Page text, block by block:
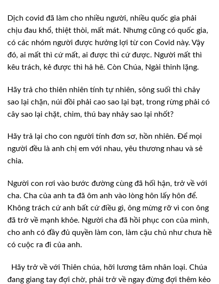
Dịch covid đã làm cho nhiều người, nhiều quốc gia phải
chịu đau khổ, thiệt thòi, mất mát. Nhưng cũng có quốc gia,
có các nhóm người được hưởng lợi từ con Covid này. Vậy
đó, ai mất thì cứ mất, ai được thì cứ được. Người mất thì
kêu trách, kẻ được thì hả hê. Còn Chúa, Ngài thinh lặng.
Hãy trả cho thiên nhiên tính tự nhiên, sông suối thì chảy
sao lại chặn, núi đồi phải cao sao lại bạt, trong rừng phải có
cây sao lại chặt, chim, thú bay nhảy sao lại nhốt?
Hãy trả lại cho con người tính đơn sơ, hồn nhiên. Để mọi
người đều là anh chị em với nhau, yêu thương nhau và sẻ
chia.
Người con rơi vào bước đường cùng đã hối hận, trở về với
cha. Cha của anh ta đã ôm anh vào lòng hôn lấy hôn để.
Không trách cứ anh bất cứ điều gì, ông mừng rỡ vì con ông
đã trở về mạnh khỏe. Người cha đã hồi phục con của mình,
cho anh có đầy đủ quyền làm con, làm cậu chủ như chưa hề
có cuộc ra đi của anh.
Hãy trở về với Thiên chúa, hỡi lương tâm nhân loại. Chúa
đang giang tay đợi chờ, phải trở về ngay đừng đợi thêm kẻo